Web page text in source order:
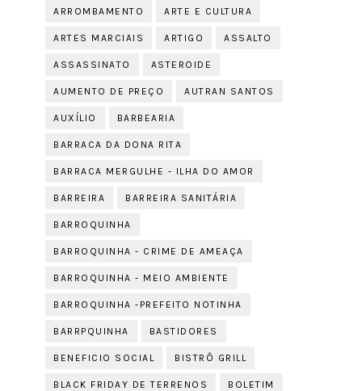
ARROMBAMENTO ARTE E CULTURA
ARTES MARCIAIS ARTIGO ASSALTO
ASSASSINATO ASTEROIDE
AUMENTO DE PREÇO AUTRAN SANTOS
AUXÍLIO BARBEARIA
BARRACA DA DONA RITA
BARRACA MERGULHE - ILHA DO AMOR
BARREIRA BARREIRA SANITÁRIA
BARROQUINHA
BARROQUINHA - CRIME DE AMEAÇA
BARROQUINHA - MEIO AMBIENTE
BARROQUINHA -PREFEITO NOTINHA
BARRPQUINHA BASTIDORES
BENEFICIO SOCIAL BISTRÔ GRILL
BLACK FRIDAY DE TERRENOS BOLETIM